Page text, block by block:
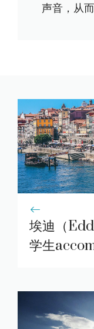
声音，从
埃迪（
学生